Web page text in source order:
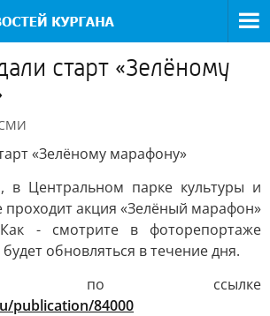
старт «Зелёному
«Зелёному марафону»
в Центральном парке культуры и
проходит акция «Зелёный марафон»
- смотрите в фоторепортаже
обновляться в течение дня.
по ссылке
publication/84000